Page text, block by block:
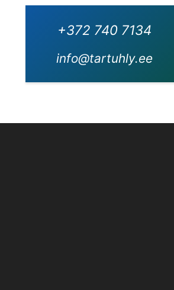
+372 740 7134
info@tartuhly.ee